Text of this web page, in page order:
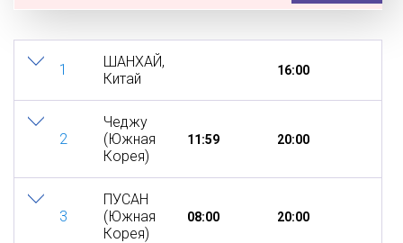
1
ШАНХАЙ,
Китай
16:00
2
Чеджу
(Южная
Корея)
11:59 20:00
3
ПУСАН
(Южная
Корея)
08:00 20:00